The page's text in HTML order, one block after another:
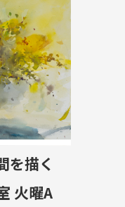
を描く
火曜A